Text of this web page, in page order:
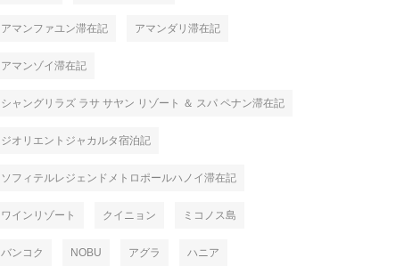
アマンファユン滞在記 アマンダリ滞在記
アマンゾイ滞在記
シャングリラズ ラサ サヤン リゾート ＆ スパ ペナン滞在記
ジオリエントジャカルタ宿泊記
ソフィテルレジェンドメトロポールハノイ滞在記
ワインリゾート クイニョン ミコノス島
バンコク NOBU アグラ ハニア